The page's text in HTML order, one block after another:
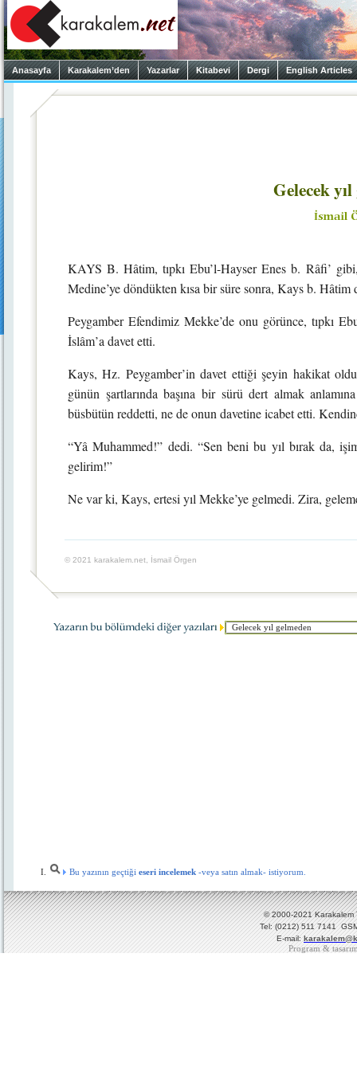
Anasayfa Karakalem’den Yazarlar Kitabevi Dergi English Articles
Gelecek
KAYS B. Hâtim, tıpkı Ebu’l-Hayser Enes b. Râfi’
Medine’ye döndükten kısa bir süre sonra, Kays b.
Peygamber Efendimiz Mekke’de onu görünce, tıpkı
İslâm’a davet etti.
Kays, Hz. Peygamber’in davet ettiği şeyin hakikat
günün şartlarında başına bir sürü dert almak
büsbütün reddetti, ne de onun davetine icabet etti.
“Yâ Muhammed!” dedi. “Sen beni bu yıl bırak da,
gelirim!”
Ne var ki, Kays, ertesi yıl Mekke’ye gelmedi. Zira,
© 2021 karakalem.net, İsmail Örgen
Bu yazının geçtiği eseri incelemek -veya satın almak- istiyorum.
© 2000-2021 Karakalem
Tel: (0212) 511 7141
E-mail:
Program &